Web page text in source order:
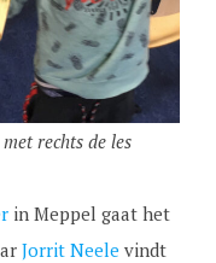
rechts de les
in Meppel gaat het
Jorrit Neele vindt